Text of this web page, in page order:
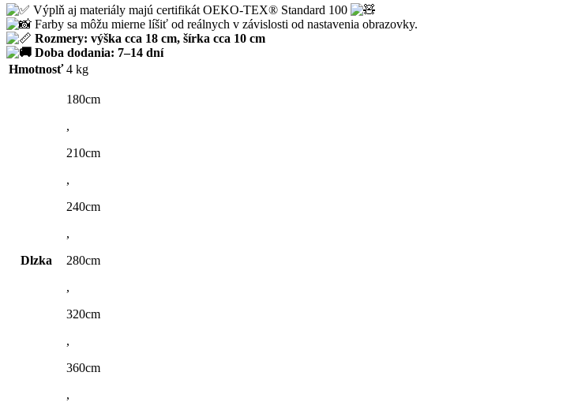
Výplň aj materiály majú certifikát OEKO-TEX® Standard 100
Farby sa môžu mierne líšiť od reálnych v závislosti od nastavenia obrazovky.
Rozmery: výška cca 18 cm, šírka cca 10 cm
Doba dodania: 7–14 dní
Hmotnosť 4 kg
Dlzka
180cm
,
210cm
,
240cm
,
280cm
,
320cm
,
360cm
,